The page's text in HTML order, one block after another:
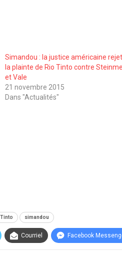
Simandou : la justice américaine
la plainte de Rio Tinto contre
et Vale
21 novembre 2015
Dans "Actualités"
simandou
Courriel Facebook